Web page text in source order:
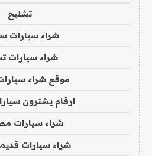
تشليح
شراء سيارات
شراء سيارات
موقع شراء
ارقام يشترون
شراء سيارات
شراء سيارات